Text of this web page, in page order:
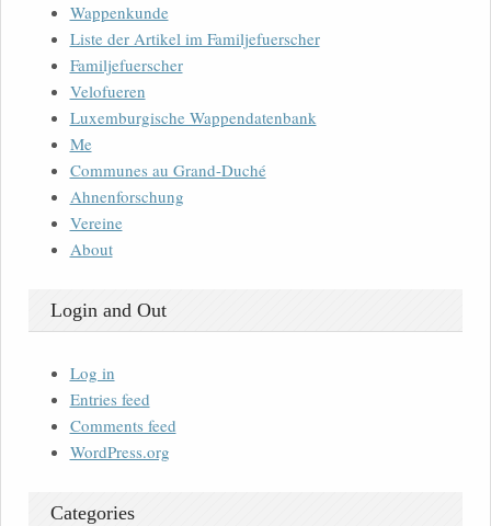
Wappenkunde
Liste der Artikel im Familjefuerscher
Familjefuerscher
Velofueren
Luxemburgische Wappendatenbank
Me
Communes au Grand-Duché
Ahnenforschung
Vereine
About
Login and Out
Log in
Entries feed
Comments feed
WordPress.org
Categories